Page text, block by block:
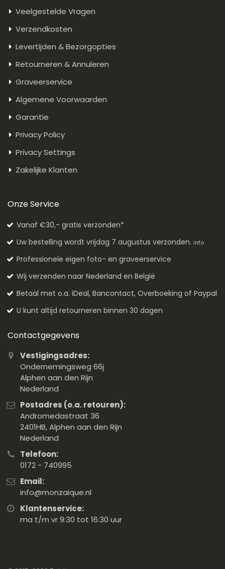
Veelgestelde Vragen
Verzendkosten
Levertijden & Bezorgopties
Retourneren & Annuleren
Graveerservice
Algemene Voorwaarden
Garantie
Privacy Policy
Privacy Settings
Zakelijke Klanten
Onze Service
Vanaf €30,- gratis verzonden*
Uw bestelling wordt vrijdag 7 augustus verzonden. info
Professionele eigen foto- en graveerservice
Wij verzenden naar Nederland en België
Betaal met o.a. iDeal, Bancontact, Overboeking of Paypal
U kunt altijd retourneren binnen 30 dagen
Contactgegevens
Vestigingsadres:
Ondernemingsweg 66j
Alphen aan den Rijn
Nederland
Postadres (o.a. retouren):
Andromedastraat 36
2401HB, Alphen aan den Rijn
Nederland
Telefoon:
0172 - 740995
Email:
info@monzaique.nl
Klantenservice:
ma t/m vr 9:30 tot 16:30 uur